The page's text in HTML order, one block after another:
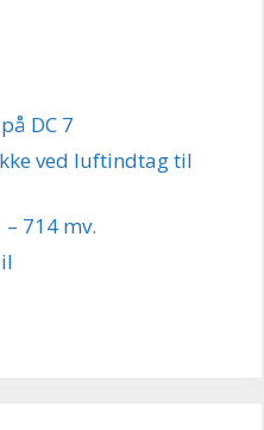
DC 7
ved luftindtag til
714 mv.